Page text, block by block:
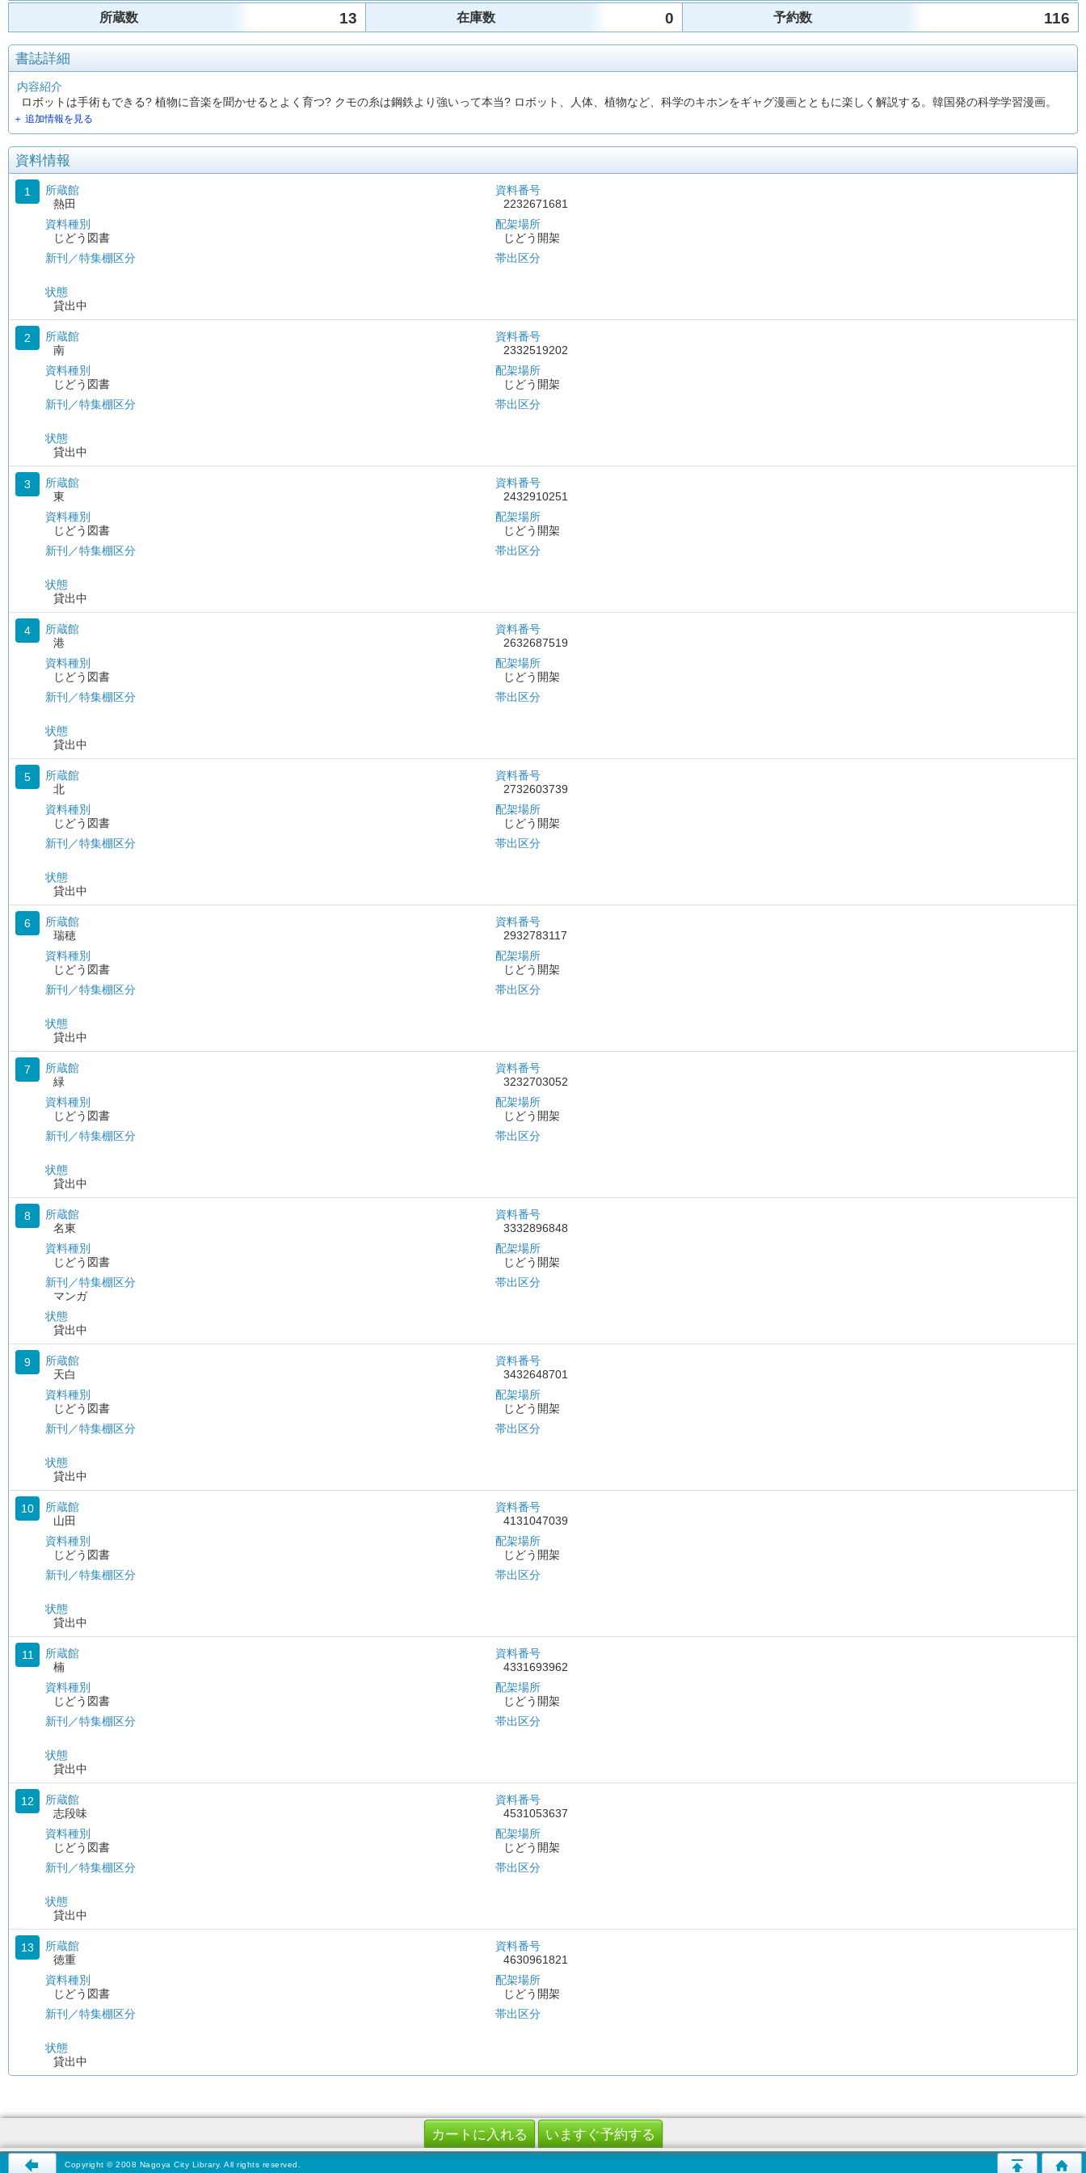
所蔵数 13 在庫数 0 予約数 116
書誌詳細
内容紹介
ロボットは手術もできる? 植物に音楽を聞かせるとよく育つ? クモの糸は鋼鉄より強いって本当? ロボット、人体、植物など、科学のキホンをギャグ漫画とともに楽しく解説する。韓国発の科学学習漫画。
＋ 追加情報を見る
資料情報
1
所蔵館
熱田
資料種別
じどう図書
新刊／特集棚区分
状態
貸出中
資料番号
2232671681
配架場所
じどう開架
帯出区分
2
所蔵館
南
資料種別
じどう図書
新刊／特集棚区分
状態
貸出中
資料番号
2332519202
配架場所
じどう開架
帯出区分
3
所蔵館
東
資料種別
じどう図書
新刊／特集棚区分
状態
貸出中
資料番号
2432910251
配架場所
じどう開架
帯出区分
4
所蔵館
港
資料種別
じどう図書
新刊／特集棚区分
状態
貸出中
資料番号
2632687519
配架場所
じどう開架
帯出区分
5
所蔵館
北
資料種別
じどう図書
新刊／特集棚区分
状態
貸出中
資料番号
2732603739
配架場所
じどう開架
帯出区分
6
所蔵館
瑞穂
資料種別
じどう図書
新刊／特集棚区分
状態
貸出中
資料番号
2932783117
配架場所
じどう開架
帯出区分
7
所蔵館
緑
資料種別
じどう図書
新刊／特集棚区分
状態
貸出中
資料番号
3232703052
配架場所
じどう開架
帯出区分
8
所蔵館
名東
資料種別
じどう図書
新刊／特集棚区分
マンガ
状態
貸出中
資料番号
3332896848
配架場所
じどう開架
帯出区分
9
所蔵館
天白
資料種別
じどう図書
新刊／特集棚区分
状態
貸出中
資料番号
3432648701
配架場所
じどう開架
帯出区分
10
所蔵館
山田
資料種別
じどう図書
新刊／特集棚区分
状態
貸出中
資料番号
4131047039
配架場所
じどう開架
帯出区分
11
所蔵館
楠
資料種別
じどう図書
新刊／特集棚区分
状態
貸出中
資料番号
4331693962
配架場所
じどう開架
帯出区分
12
所蔵館
志段味
資料種別
じどう図書
新刊／特集棚区分
状態
貸出中
資料番号
4531053637
配架場所
じどう開架
帯出区分
13
所蔵館
徳重
資料種別
じどう図書
新刊／特集棚区分
状態
貸出中
資料番号
4630961821
配架場所
じどう開架
帯出区分
Copyright © 2008 Nagoya City Library. All rights reserved.